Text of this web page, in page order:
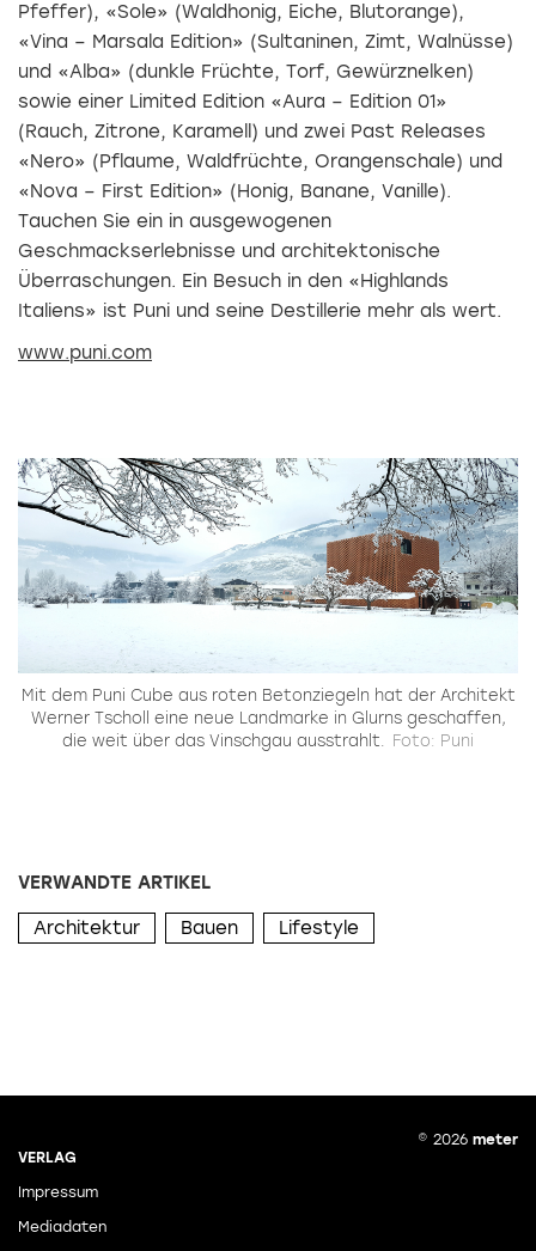
Pfeffer), «Sole» (Waldhonig, Eiche, Blutorange),
«Vina – Marsala Edition» (Sultaninen, Zimt, Walnüsse)
und «Alba» (dunkle Früchte, Torf, Gewürznelken)
sowie einer Limited Edition «Aura – Edition 01»
(Rauch, Zitrone, Karamell) und zwei Past Releases
«Nero» (Pflaume, Waldfrüchte, Orangenschale) und
«Nova – First Edition» (Honig, Banane, Vanille).
Tauchen Sie ein in ausgewogenen
Geschmackserlebnisse und architektonische
Überraschungen. Ein Besuch in den «Highlands
Italiens» ist Puni und seine Destillerie mehr als wert.
www.puni.com
Mit dem Puni Cube aus roten Betonziegeln hat der Architekt
Werner Tscholl eine neue Landmarke in Glurns geschaffen,
die weit über das Vinschgau ausstrahlt. Foto: Puni
VERWANDTE ARTIKEL
Architektur Bauen Lifestyle
VERLAG
Impressum
Mediadaten
© 2026 meter